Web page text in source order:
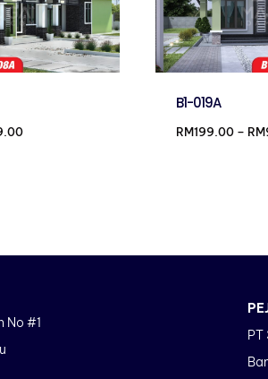
Price
B1-019A
RM199.00 – RM
No #1
PT